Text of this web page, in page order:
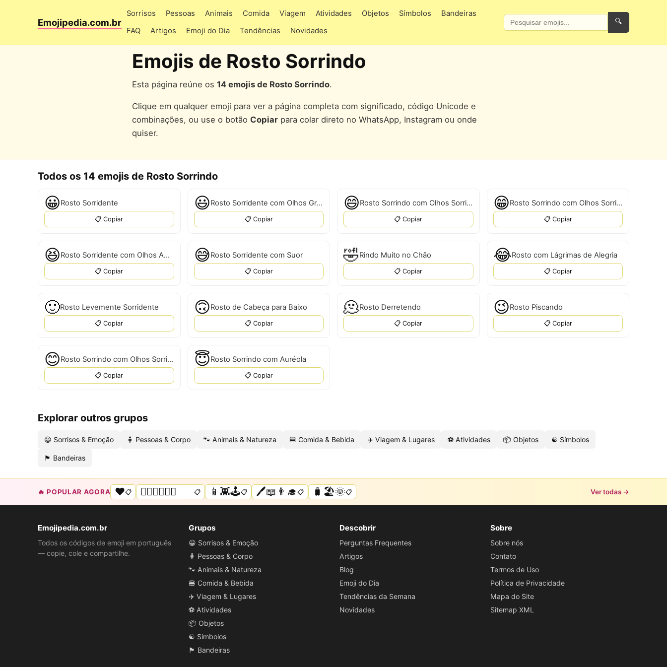
Emojipedia.com.br
Sorrisos Pessoas Animais Comida Viagem Atividades Objetos Símbolos
Bandeiras
FAQ
Artigos Emoji do Dia Tendências Novidades
🔍
Emojis de Rosto Sorrindo
Esta página reúne os 14 emojis de Rosto Sorrindo.
Clique em qualquer emoji para ver a página completa com significado, código Unicode e
combinações, ou use o botão Copiar para colar direto no WhatsApp, Instagram ou onde
quiser.
Todos os 14 emojis de Rosto Sorrindo
😀Rosto Sorridente
📋 Copiar
😃 Rosto Sorridente com Olhos Grandes
📋 Copiar
😄 Rosto Sorrindo com Olhos Sorridentes
📋 Copiar
😁 Rosto Sorrindo com Olhos Sorridentes
📋 Copiar
😆 Rosto Sorridente com Olhos Apertados
📋 Copiar
😅Rosto Sorridente com Suor
📋 Copiar
🤣Rindo Muito no Chão
📋 Copiar
😂Rosto com Lágrimas de Alegria
📋 Copiar
🙂Rosto Levemente Sorridente
📋 Copiar
🙃Rosto de Cabeça para Baixo
📋 Copiar
🫠Rosto Derretendo
📋 Copiar
😉Rosto Piscando
📋 Copiar
😊 Rosto Sorrindo com Olhos Sorridentes
📋 Copiar
😇Rosto Sorrindo com Auréola
📋 Copiar
Explorar outros grupos
😀 Sorrisos & Emoção 🧍 Pessoas & Corpo 🐾 Animais & Natureza 🍔 Comida & Bebida ✈️ Viagem & Lugares ⚽ Atividades 📦 Objetos ☯️ Símbolos
🏴 Bandeiras
🔥 POPULAR AGORA ❤️📋 🏳️‍🌈🌟💜💙💖📋 📱👾🕹️📋 🖊️📖👨‍🎓📋 🧳🏖️🌞📋 Ver todas →
Emojipedia.com.br
Todos os códigos de emoji em português
— copie, cole e compartilhe.
Grupos
😀 Sorrisos & Emoção
🧍 Pessoas & Corpo
🐾 Animais & Natureza
🍔 Comida & Bebida
✈️ Viagem & Lugares
⚽ Atividades
📦 Objetos
☯️ Símbolos
🏴 Bandeiras
Descobrir
Perguntas Frequentes
Artigos
Blog
Emoji do Dia
Tendências da Semana
Novidades
Sobre
Sobre nós
Contato
Termos de Uso
Política de Privacidade
Mapa do Site
Sitemap XML